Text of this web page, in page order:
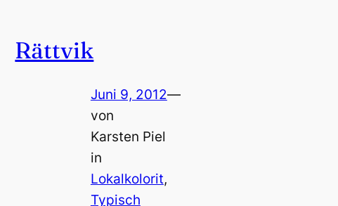
Rättvik
Juni 9, 2012—
von
Karsten Piel
in
Lokalkolorit
Typisch